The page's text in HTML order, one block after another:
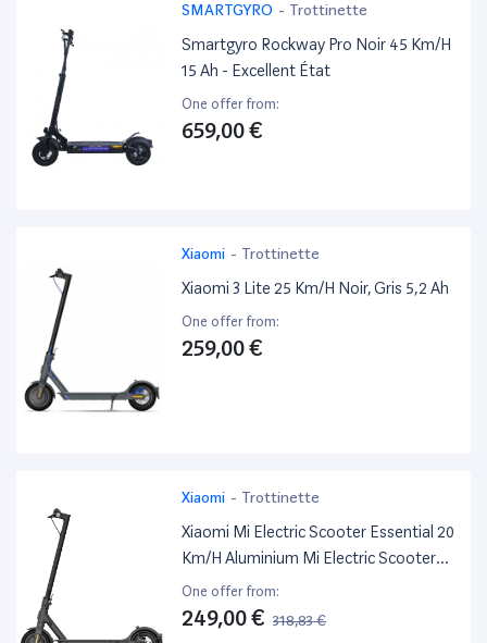
SMARTGYRO - Trottinette
Smartgyro Rockway Pro Noir 45 Km/H
15 Ah - Excellent État
One offer from:
659,00 €
Xiaomi - Trottinette
Xiaomi 3 Lite 25 Km/H Noir, Gris 5,2 Ah
One offer from:
259,00 €
Xiaomi - Trottinette
Xiaomi Mi Electric Scooter Essential 20
Km/H Aluminium Mi Electric Scooter
Essential, Scooter Classique, 20 Km/H,
100 Kg, Unisexe, 14 Ans, Aluminium
One offer from:
249,00 € 318,83 €